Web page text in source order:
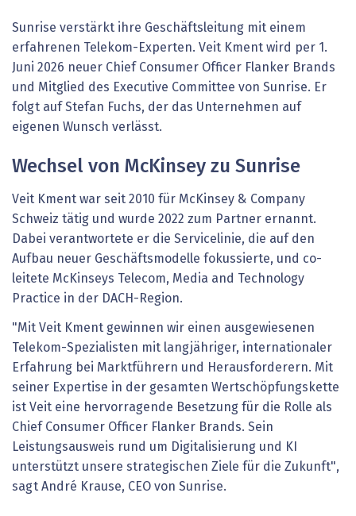
Sunrise verstärkt ihre Geschäftsleitung mit einem
erfahrenen Telekom-Experten. Veit Kment wird per 1.
Juni 2026 neuer Chief Consumer Officer Flanker Brands
und Mitglied des Executive Committee von Sunrise. Er
folgt auf Stefan Fuchs, der das Unternehmen auf
eigenen Wunsch verlässt.
Wechsel von McKinsey zu Sunrise
Veit Kment war seit 2010 für McKinsey & Company
Schweiz tätig und wurde 2022 zum Partner ernannt.
Dabei verantwortete er die Servicelinie, die auf den
Aufbau neuer Geschäftsmodelle fokussierte, und co-
leitete McKinseys Telecom, Media and Technology
Practice in der DACH-Region.
"Mit Veit Kment gewinnen wir einen ausgewiesenen
Telekom-Spezialisten mit langjähriger, internationaler
Erfahrung bei Marktführern und Herausforderern. Mit
seiner Expertise in der gesamten Wertschöpfungskette
ist Veit eine hervorragende Besetzung für die Rolle als
Chief Consumer Officer Flanker Brands. Sein
Leistungsausweis rund um Digitalisierung und KI
unterstützt unsere strategischen Ziele für die Zukunft",
sagt André Krause, CEO von Sunrise.